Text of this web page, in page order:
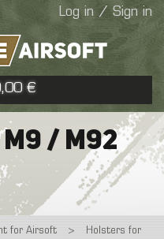
Log in / Sign in
€
Check out
M9 / M92
for Airsoft >
Holsters for